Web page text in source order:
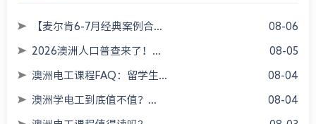
【麦尔肯6-7月经典案例合... 08-06
2026澳洲人口普查来了！... 08-05
澳洲电工课程FAQ：留学生... 08-04
澳洲学电工到底值不值？... 08-04